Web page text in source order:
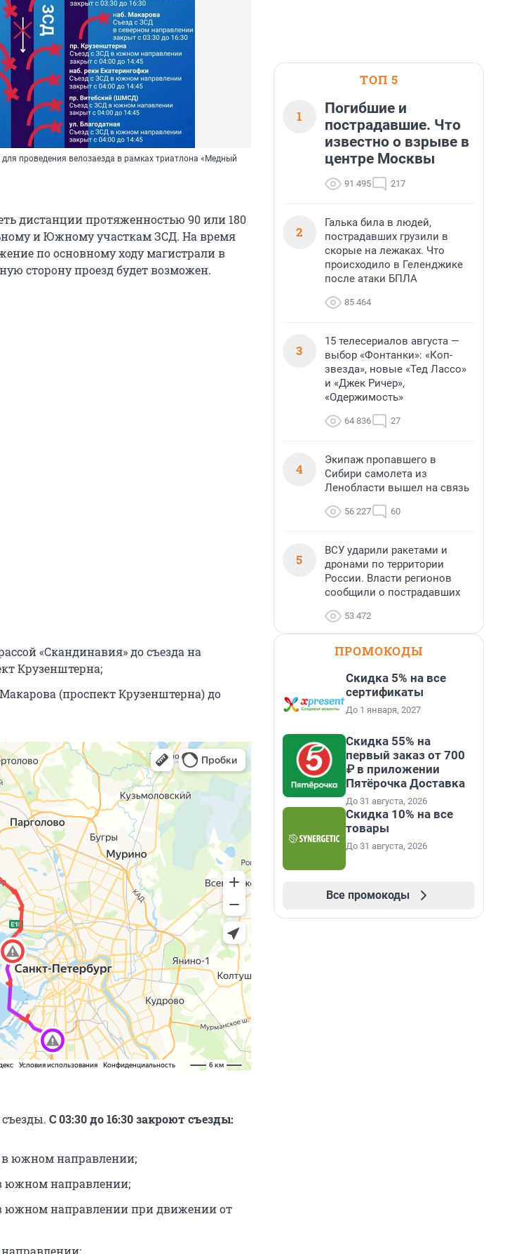
проведения велозаезда в рамках триатлона «Медный
дистанции протяженностью 90 или 180
и Южному участкам ЗСД. На время
по основному ходу магистрали в
сторону проезд будет возможен.
«Скандинавия» до съезда на
Крузенштерна;
(проспект Крузенштерна) до
С 03:30 до 16:30 закроют съезды:
в южном направлении;
южном направлении;
южном направлении при движении от
ТОП 5
1
Погибшие и
пострадавшие. Что
известно о взрыве в
центре Москвы
91 495 217
2
Галька била в людей,
пострадавших грузили в
скорые на лежаках. Что
происходило в Геленджике
после атаки БПЛА
85 464
3
15 телесериалов августа —
выбор «Фонтанки»: «Коп-
звезда», новые «Тед Лассо»
и «Джек Ричер»,
«Одержимость»
64 836 27
4
Экипаж пропавшего в
Сибири самолета из
Ленобласти вышел на связь
56 227 60
5
ВСУ ударили ракетами и
дронами по территории
России. Власти регионов
сообщили о пострадавших
53 472
ПРОМОКОДЫ
Скидка 5% на все
сертификаты
До 1 января, 2027
Скидка 55% на
первый заказ от 700
₽ в приложении
Пятёрочка Доставка
До 31 августа, 2026
Скидка 10% на все
товары
До 31 августа, 2026
Все промокоды